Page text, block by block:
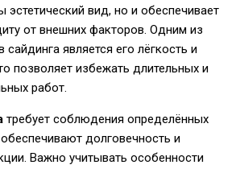
эстетический вид, но и обеспечивает
от внешних факторов. Одним из
является его лёгкость и
позволяет избежать длительных и
работ.
требует соблюдения определённых
долговечность и
Важно учитывать особенности